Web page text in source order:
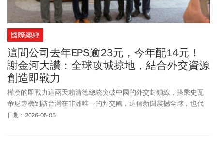
國際總經
這間公司去年EPS逾23元，今年配14元！
謝金河大讚：全球攻城掠地，結合外交資源
創造即戰力
樺漢的即戰力這兩天賴清德總統突破中國的外交封鎖線，搭乘史瓦
帝尼專機到訪台灣在非洲唯一的邦交國，這個新聞震撼全球，也代
表台灣要突破中國窮盡一切力量的打壓封鎖，真的很不容易。
日期：2026-05-05